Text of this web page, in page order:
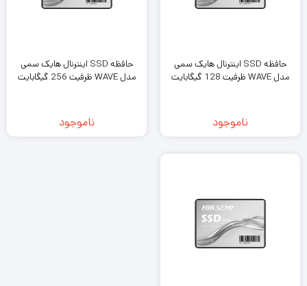
حافظه SSD اینترنال هایک‌ سمی
مدل WAVE ظرفیت 128 گیگابایت
ناموجود
حافظه SSD اینترنال هایک‌ سمی
مدل WAVE ظرفیت 256 گیگابایت
ناموجود